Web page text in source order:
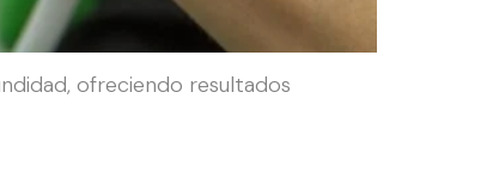
ofreciendo resultados